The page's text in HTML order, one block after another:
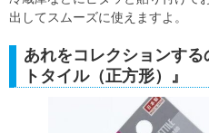
出してスムーズに使えますよ。
あれをコレクションす
トタイル（正方形）』